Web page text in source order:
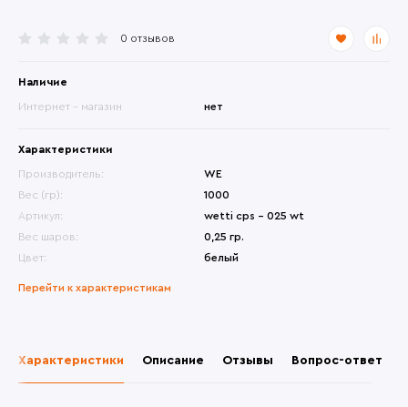
0 отзывов
Наличие
Интернет - магазин нет
Характеристики
Производитель:
WE
Вес (гр):
1000
Артикул:
wetti cps - 025 wt
Вес шаров:
0,25 гр.
Цвет:
белый
Перейти к характеристикам
Характеристики Описание Отзывы Вопрос-ответ